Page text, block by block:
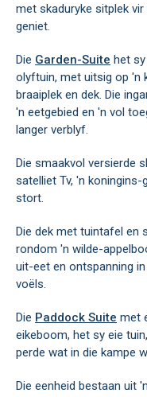
met skaduryke sitplek
geniet.
Die Garden-Suite het
olyftuin, met uitsig op 'n
braaiplek en dek. Die
'n eetgebied en 'n vol
langer verblyf.
Die smaakvol versierde
satelliet Tv, 'n
stort.
Die dek met tuintafel en
rondom 'n wilde-
uit-eet en ontspanning
voëls.
Die Paddock Suite met
eikeboom, het sy eie
perde wat in die kampe
Die eenheid bestaan uit